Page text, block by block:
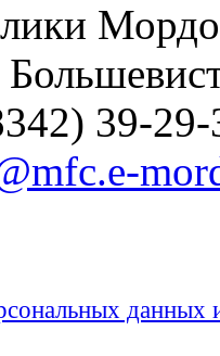
39-29-